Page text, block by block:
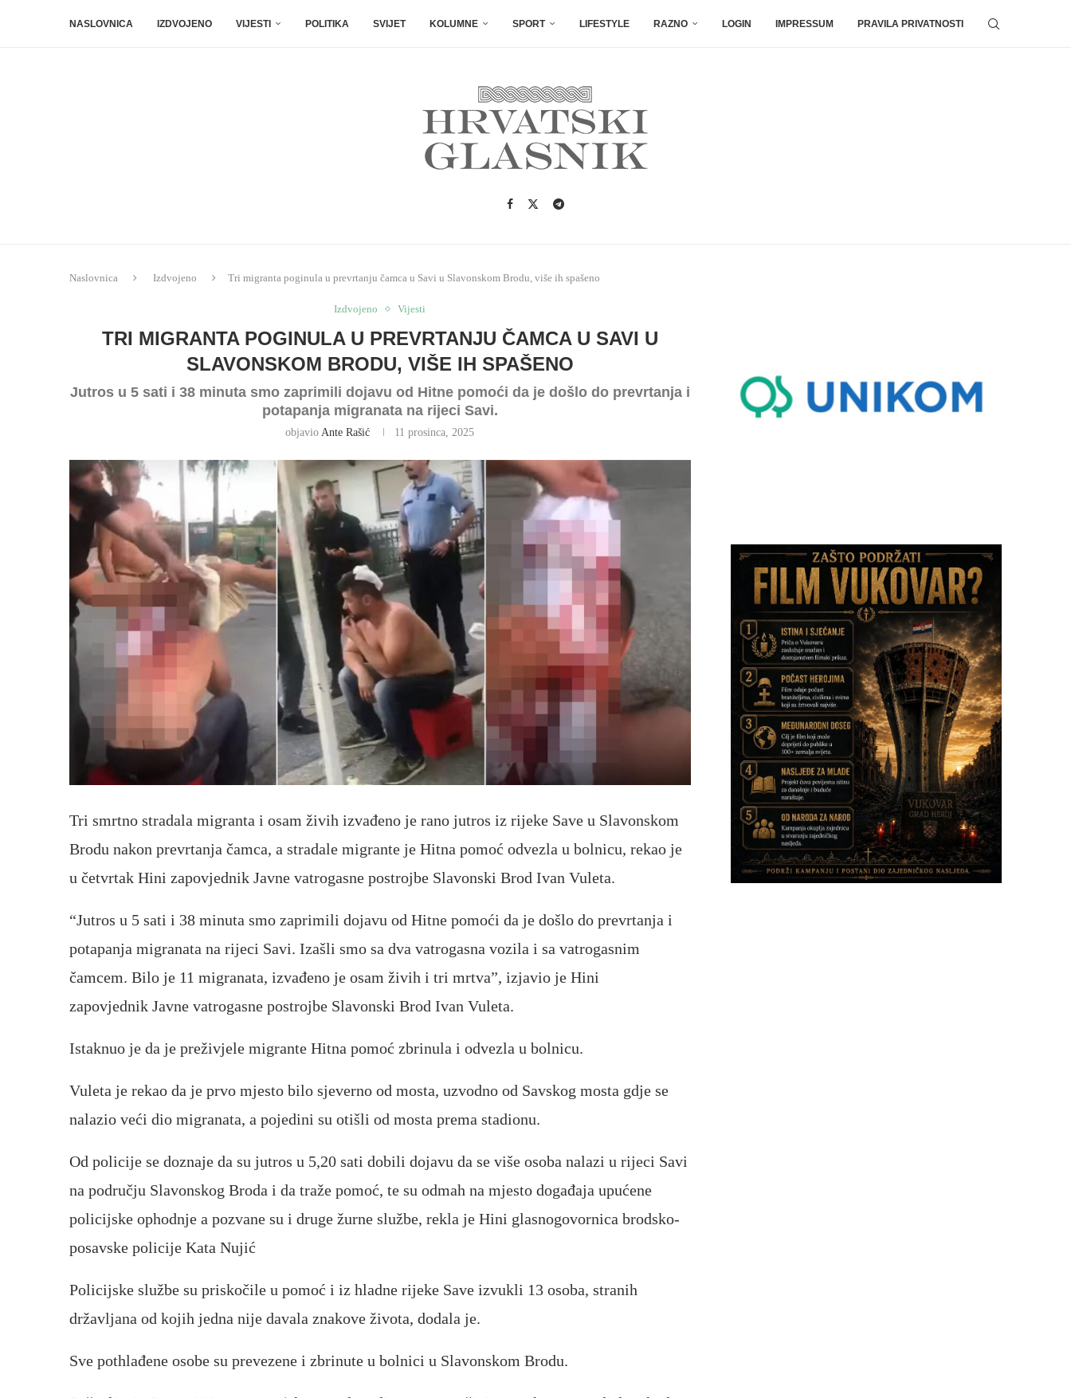
NASLOVNICA IZDVOJENO VIJESTI POLITIKA SVIJET KOLUMNE SPORT LIFESTYLE RAZNO LOGIN IMPRESSUM PRAVILA PRIVATNOSTI
Naslovnica Izdvojeno Tri migranta poginula u prevrtanju čamca u Savi u Slavonskom Brodu, više ih spašeno
Izdvojeno Vijesti
TRI MIGRANTA POGINULA U PREVRTANJU ČAMCA U SAVI U
SLAVONSKOM BRODU, VIŠE IH SPAŠENO
Jutros u 5 sati i 38 minuta smo zaprimili dojavu od Hitne pomoći da je došlo do prevrtanja i
potapanja migranata na rijeci Savi.
objavioAnte Rašić 11 prosinca, 2025
Tri smrtno stradala migranta i osam živih izvađeno je rano jutros iz rijeke Save u Slavonskom
Brodu nakon prevrtanja čamca, a stradale migrante je Hitna pomoć odvezla u bolnicu, rekao je
u četvrtak Hini zapovjednik Javne vatrogasne postrojbe Slavonski Brod Ivan Vuleta.
“Jutros u 5 sati i 38 minuta smo zaprimili dojavu od Hitne pomoći da je došlo do prevrtanja i
potapanja migranata na rijeci Savi. Izašli smo sa dva vatrogasna vozila i sa vatrogasnim
čamcem. Bilo je 11 migranata, izvađeno je osam živih i tri mrtva”, izjavio je Hini
zapovjednik Javne vatrogasne postrojbe Slavonski Brod Ivan Vuleta.
Istaknuo je da je preživjele migrante Hitna pomoć zbrinula i odvezla u bolnicu.
Vuleta je rekao da je prvo mjesto bilo sjeverno od mosta, uzvodno od Savskog mosta gdje se
nalazio veći dio migranata, a pojedini su otišli od mosta prema stadionu.
Od policije se doznaje da su jutros u 5,20 sati dobili dojavu da se više osoba nalazi u rijeci Savi
na području Slavonskog Broda i da traže pomoć, te su odmah na mjesto događaja upućene
policijske ophodnje a pozvane su i druge žurne službe, rekla je Hini glasnogovornica brodsko-
posavske policije Kata Nujić
Policijske službe su priskočile u pomoć i iz hladne rijeke Save izvukli 13 osoba, stranih
državljana od kojih jedna nije davala znakove života, dodala je.
Sve pothlađene osobe su prevezene i zbrinute u bolnici u Slavonskom Brodu.